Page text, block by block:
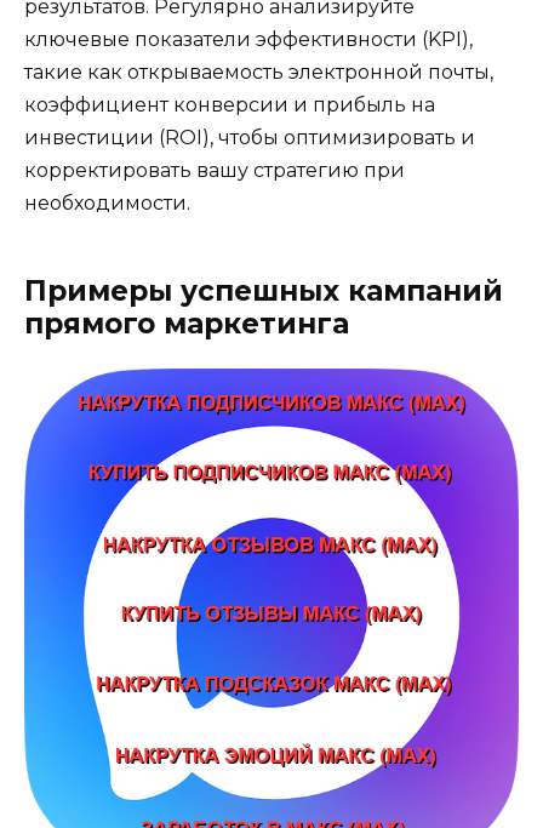
результатов. Регулярно анализируйте
ключевые показатели эффективности (KPI),
такие как открываемость электронной почты,
коэффициент конверсии и прибыль на
инвестиции (ROI), чтобы оптимизировать и
корректировать вашу стратегию при
необходимости.
Примеры успешных кампаний
прямого маркетинга